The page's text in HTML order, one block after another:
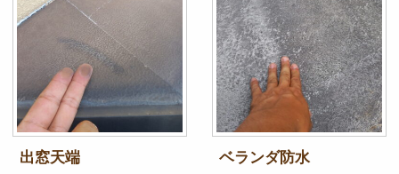
出窓天端 ベランダ防水